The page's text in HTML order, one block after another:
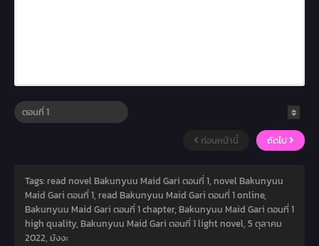
ก่อนหน้านี้ ถัดไป
Tags: read novel Bakunyuu Maid Gari ตอนที่ 1, novel Bakunyuu
Maid Gari ตอนที่ 1, read Bakunyuu Maid Gari ตอนที่ 1 online,
Bakunyuu Maid Gari ตอนที่ 1 chapter, Bakunyuu Maid Gari ตอนที่ 1
high quality, Bakunyuu Maid Gari ตอนที่ 1 light novel, 5 ตุลาคม
2022, มังงะ